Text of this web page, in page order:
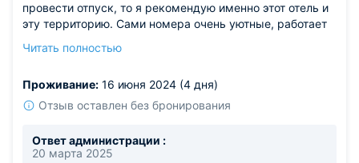
провести отпуск, то я рекомендую именно этот отель и
эту территорию. Сами номера очень уютные, работает
услугу. Персонал молодцы, заметно, что искренне
Читать полностью
Проживание: 16 июня 2024 (4 дня)
Отзыв оставлен без бронирования
Ответ администрации :
20 марта 2025